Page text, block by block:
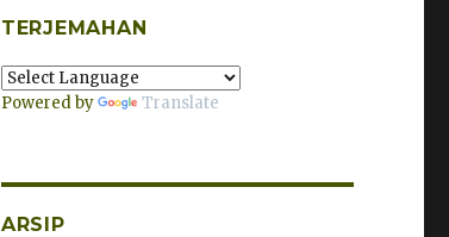
TERJEMAHAN
Powered by Translate
ARSIP